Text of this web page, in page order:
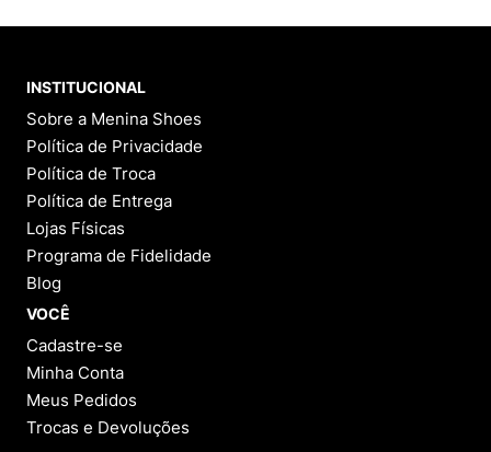
INSTITUCIONAL
Sobre a Menina Shoes
Política de Privacidade
Política de Troca
Política de Entrega
Lojas Físicas
Programa de Fidelidade
Blog
VOCÊ
Cadastre-se
Minha Conta
Meus Pedidos
Trocas e Devoluções